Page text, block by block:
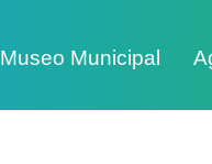
Museo Municipal